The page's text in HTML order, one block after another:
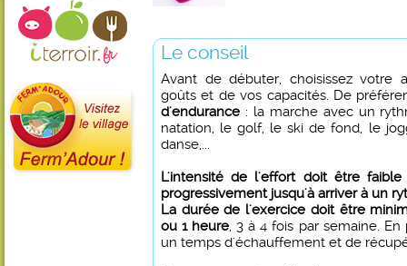
Le conseil
Avant de débuter, choisissez votre
goûts et de vos capacités. De
d'endurance : la marche avec un
natation, le golf, le ski de fond, le
danse,...
L'intensité de l'effort doit être
progressivement jusqu'à arriver à un
La durée de l'exercice doit être
ou 1 heure, 3 à 4 fois par semaine.
un temps d'échauffement et de